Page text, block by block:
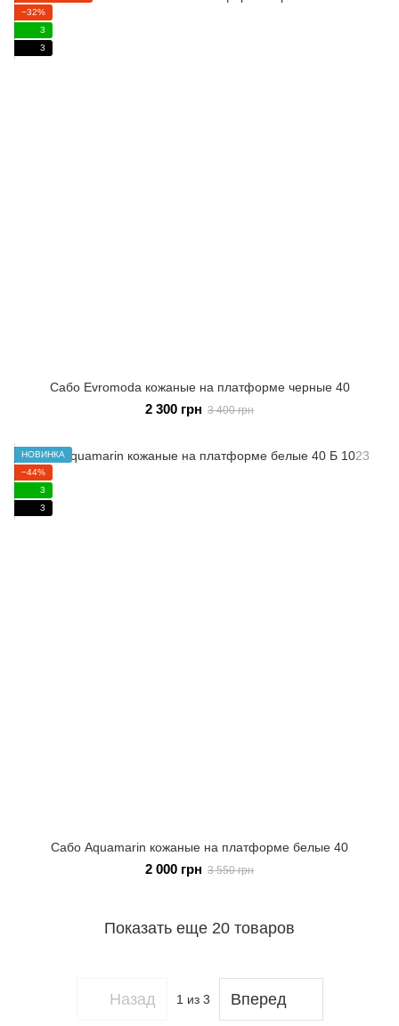
−32%
3
3
Сабо Evromoda кожаные на платформе черные 40
2 300 грн 3 400 грн
НОВИНКА
−44%
3
3
Сабо Aquamarin кожаные на платформе белые 40
2 000 грн 3 550 грн
Показать еще 20 товаров
Назад 1 из 3 Вперед